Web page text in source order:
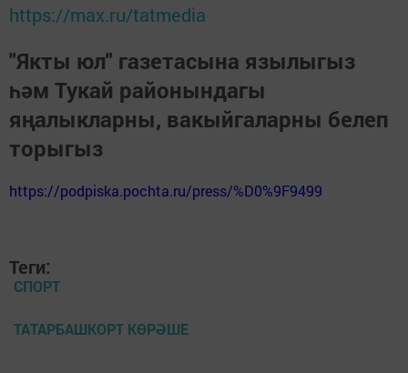
https://max.ru/tatmedia
"Якты юл" газетасына язылыгыз
һәм Тукай районындагы
яңалыкларны, вакыйгаларны белеп
торыгыз
https://podpiska.pochta.ru/press/%D0%9F9499
Теги:
СПОРТ
ТАТАРБАШКОРТ КӨРӘШЕ